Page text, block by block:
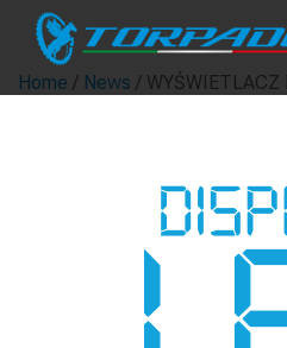
Home / News / WYŚWIETLACZ